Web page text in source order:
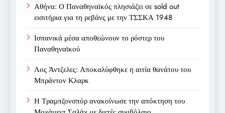
Αθήνα: Ο Παναθηναϊκός πλησιάζει σε sold out
εισιτήρια για τη ρεβάνς με την ΤΣΣΚΑ 1948
Ισπανικά μέσα αποθεώνουν το ρόστερ του
Παναθηναϊκού
Λος Άντζελες: Αποκαλύφθηκε η αιτία θανάτου του
Μπράντον Κλαρκ
Η Τραμπζονσπόρ ανακοίνωσε την απόκτηση του